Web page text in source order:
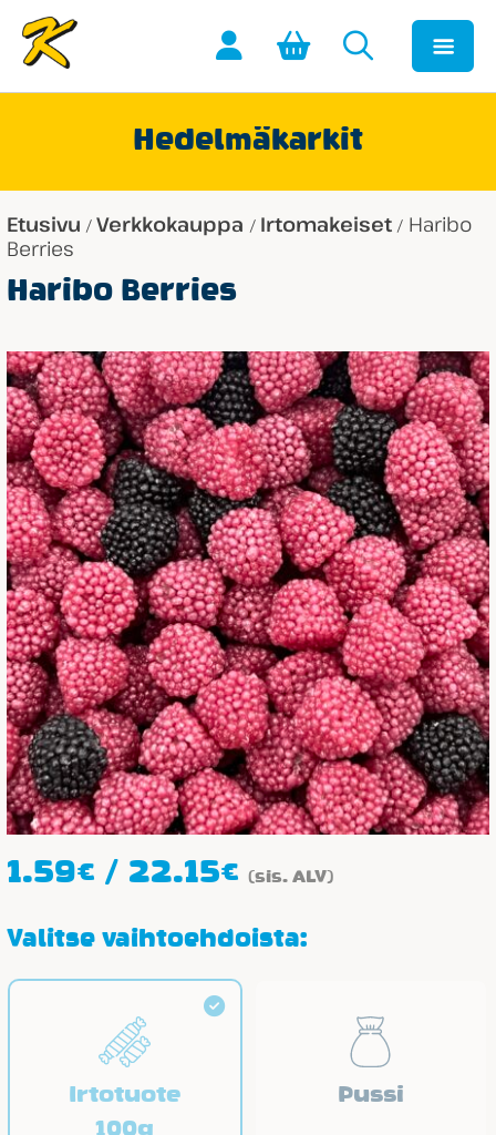
Hedelmäkarkit
Etusivu / Verkkokauppa / Irtomakeiset / Haribo
Berries
Haribo Berries
1.59€ / 22.15€Hintaluokka:
-
22.15€
(sis. ALV)
Valitse vaihtoehdoista:
Irtotuote
100g
Pussi